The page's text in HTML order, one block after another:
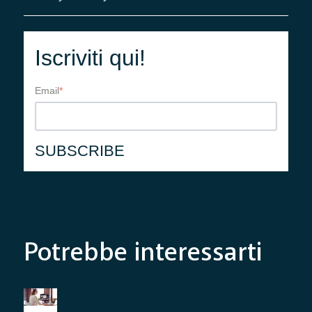
Iscriviti qui!
Email*
Potrebbe interessarti